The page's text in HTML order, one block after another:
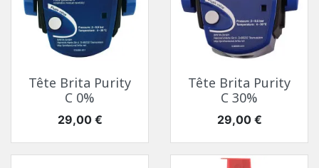
Tête Brita Purity
C 0%
Prix
29,00 €
Tête Brita Purity
C 30%
Prix
29,00 €